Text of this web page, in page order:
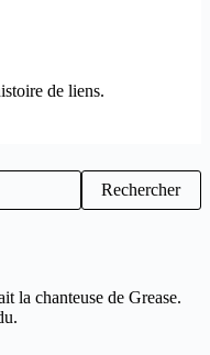
de liens.
Rechercher
la chanteuse de Grease.